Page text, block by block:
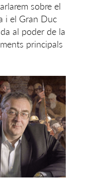
sobre el
i el Gran Duc
al poder de la
principals